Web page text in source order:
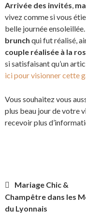
Arrivée des invités,
vivez comme si vous
belle journée
brunch qui fut réalisé,
couple réalisée à la
si satisfaisant qu’un
ici pour visionner cette
Vous souhaitez vous
plus beau jour de votre
recevoir plus
Navigation
de
Mariage Chic &
Champêtre dans les
du Lyonnais